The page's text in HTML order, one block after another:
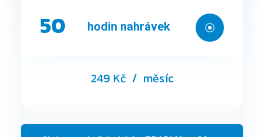
50 hodin nahrávek
249 Kč / měsíc